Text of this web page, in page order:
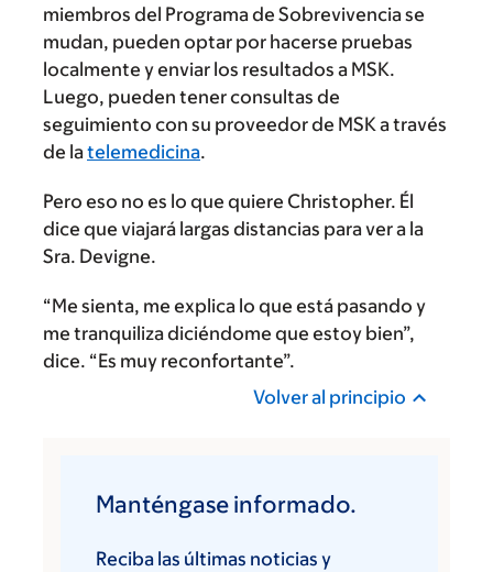
miembros del Programa de Sobrevivencia se
mudan, pueden optar por hacerse pruebas
localmente y enviar los resultados a MSK.
Luego, pueden tener consultas de
seguimiento con su proveedor de MSK a través
de latelemedicina.
Pero eso no es lo que quiere Christopher. Él
dice que viajará largas distancias para ver a la
Sra. Devigne.
“Me sienta, me explica lo que está pasando y
me tranquiliza diciéndome que estoy bien”,
dice. “Es muy reconfortante”.
Volver al principio
Manténgase informado.
Reciba las últimas noticias y